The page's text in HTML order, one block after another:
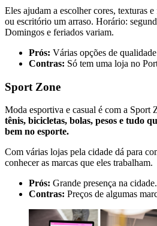
Eles ajudam a escolher cores, texturas
ou escritório um arraso. Horário:
Domingos e feriados variam.
Prós: Várias opções de
Contras: Só tem uma loja no
Sport Zone
Moda esportiva e casual é com a Sport
tênis, bicicletas, bolas, pesos e tudo
bem no esporte.
Com várias lojas pela cidade dá para
conhecer as marcas que eles trabalham.
Prós: Grande presença na cidade.
Contras: Preços de algumas